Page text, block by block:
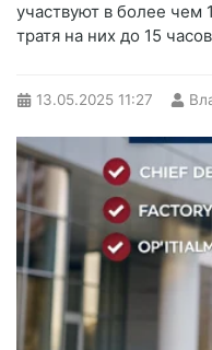
участвуют в более чем
тратя на них до 15
13.05.2025 11:27